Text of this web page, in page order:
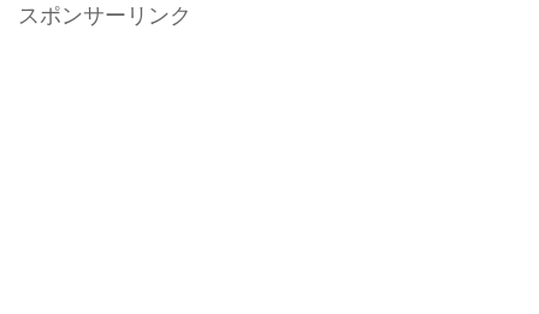
スポンサーリンク